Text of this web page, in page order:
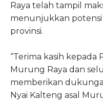
Raya telah tampil
menunjukkan
provinsi.
“Terima kasih
Murung Raya dan
memberikan
Nyai Kalteng asal